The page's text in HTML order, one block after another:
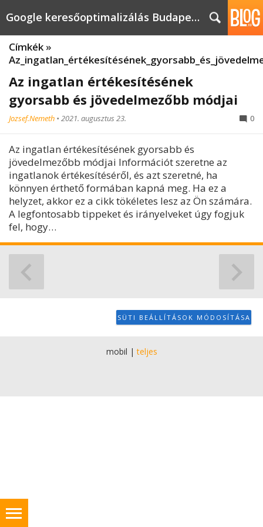
Google keresőoptimalizálás Budapest, online market
Címkék »
Az ingatlan értékesítésének
gyorsabb és jövedelmezőbb módjai
Jozsef.Nemeth • 2021. augusztus 23. 0
Az ingatlan értékesítésének gyorsabb és
jövedelmezőbb módjai Információt szeretne az
ingatlanok értékesítéséről, és azt szeretné, ha
könnyen érthető formában kapná meg. Ha ez a
helyzet, akkor ez a cikk tökéletes lesz az Ön számára.
A legfontosabb tippeket és irányelveket úgy fogjuk
fel, hogy…
szőnyegtakarítás
SÜTI BEÁLLÍTÁSOK MÓDOSÍTÁSA
mobil |teljes